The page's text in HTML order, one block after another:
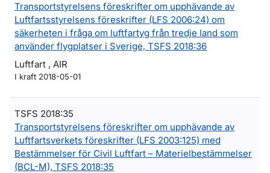
Transportstyrelsens föreskrifter om upphävande av
Luftfartsstyrelsens föreskrifter (LFS 2006:24) om
säkerheten i fråga om luftfartyg från tredje land som
använder flygplatser i Sverige, TSFS 2018:36
Luftfart , AIR
I kraft 2018-05-01
TSFS 2018:35
Transportstyrelsens föreskrifter om upphävande av
Luftfartsverkets föreskrifter (LFS 2003:125) med
Bestämmelser för Civil Luftfart – Materielbestämmelser
(BCL-M), TSFS 2018:35